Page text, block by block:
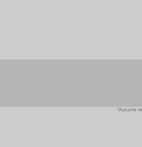
"Aucune